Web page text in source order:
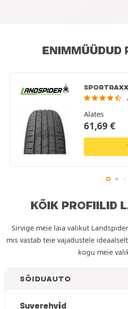
ENIMMÜÜDUD
Alates
61,69€
KÕIK PROFIILID
Sirvige meie laia valikut
mis vastab teie vajadustele
kogu meie
SÕIDUAUTO
Suverehvid